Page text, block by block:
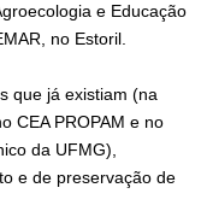
e Educação
no Estoril.
que já existiam (na
CEA PROPAM e no
da UFMG),
e de preservação de